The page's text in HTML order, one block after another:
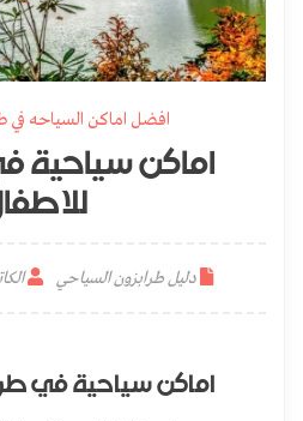
افضل اماكن السياحه في
اماكن سياحية
دليل طرابزون السياحي
اماكن سياحية في